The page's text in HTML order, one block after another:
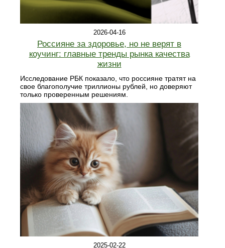
2026-04-16
Россияне за здоровье, но не верят в
коучинг: главные тренды рынка качества
жизни
Исследование РБК показало, что россияне тратят на
свое благополучие триллионы рублей, но доверяют
только проверенным решениям.
2025-02-22